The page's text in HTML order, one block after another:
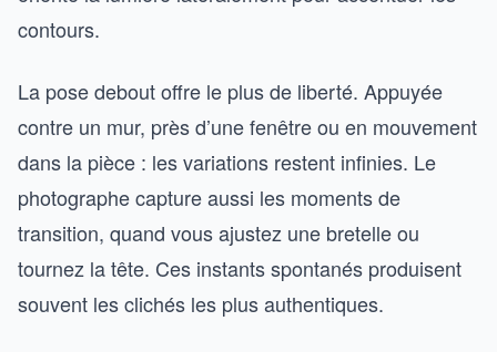
contours.
La pose debout offre le plus de liberté. Appuyée
contre un mur, près d’une fenêtre ou en mouvement
dans la pièce : les variations restent infinies. Le
photographe capture aussi les moments de
transition, quand vous ajustez une bretelle ou
tournez la tête. Ces instants spontanés produisent
souvent les clichés les plus authentiques.